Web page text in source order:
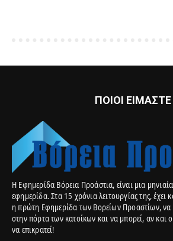
ΠΟΙΟΙ ΕΙΜΑΣΤΕ
Η Εφημερίδα Βόρεια Προάστια, είναι μια
εφημερίδα. Στα 15 χρόνια λειτουργίας της, έχει
η πρώτη Εφημερίδα των Βορείων Προαστίων, να
στην πόρτα των κατοίκων και να μπορεί, αν και
να επικρατεί!